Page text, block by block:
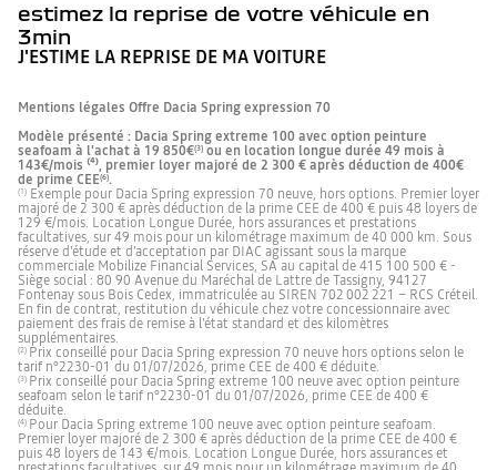
estimez la reprise de votre véhicule en
3min
J'ESTIME LA REPRISE DE MA VOITURE
Mentions légales Offre Dacia Spring expression 70
Modèle présenté : Dacia Spring extreme 100 avec option peinture
seafoam à l'achat à 19 850€(3) ou en location longue durée 49 mois à
143€/mois ⁽⁴⁾, premier loyer majoré de 2 300 € après déduction de 400€
de prime CEE(6).
(1) Exemple pour Dacia Spring expression 70 neuve, hors options. Premier loyer
majoré de 2 300 € après déduction de la prime CEE de 400 € puis 48 loyers de
129 €/mois. Location Longue Durée, hors assurances et prestations
facultatives, sur 49 mois pour un kilométrage maximum de 40 000 km. Sous
réserve d'étude et d’acceptation par DIAC agissant sous la marque
commerciale Mobilize Financial Services, SA au capital de 415 100 500 € -
Siège social : 80 90 Avenue du Maréchal de Lattre de Tassigny, 94127
Fontenay sous Bois Cedex, immatriculée au SIREN 702 002 221 – RCS Créteil.
En fin de contrat, restitution du véhicule chez votre concessionnaire avec
paiement des frais de remise à l’état standard et des kilomètres
supplémentaires.
(2) Prix conseillé pour Dacia Spring expression 70 neuve hors options selon le
tarif n°2230-01 du 01/07/2026, prime CEE de 400 € déduite.
(3) Prix conseillé pour Dacia Spring extreme 100 neuve avec option peinture
seafoam selon le tarif n°2230-01 du 01/07/2026, prime CEE de 400 €
déduite.
(4) Pour Dacia Spring extreme 100 neuve avec option peinture seafoam.
Premier loyer majoré de 2 300 € après déduction de la prime CEE de 400 €
puis 48 loyers de 143 €/mois. Location Longue Durée, hors assurances et